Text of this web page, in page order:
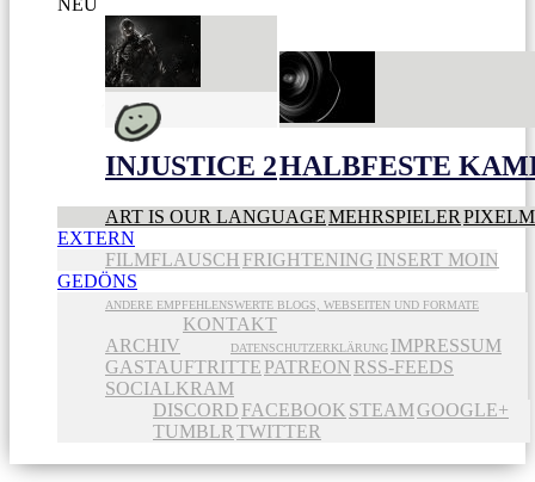
INJUSTICE 2HALBFESTE
ART IS OUR LANGUAGEMEHRSPIELER
EXTERN
FILMFLAUSCH FRIGHTENING INSERT MOIN
GEDÖNS
ANDERE EMPFEHLENSWERTE BLOGS, WEBSEITEN UND FORMATE
ARCHIV
KONTAKT
DATENSCHUTZERKLÄRUNG IMPRESSUM
GASTAUFTRITTE PATREON RSS-FEEDS
SOCIALKRAM
DISCORD FACEBOOK STEAMGOOGLE+
TUMBLR TWITTER